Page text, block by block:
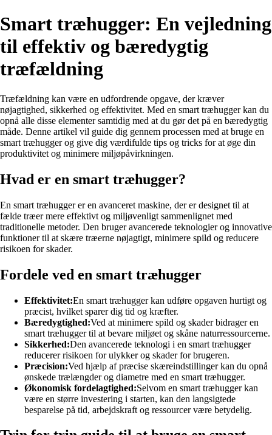
Smart træhugger: En vejledning
til effektiv og bæredygtig
træfældning
Træfældning kan være en udfordrende opgave, der kræver
nøjagtighed, sikkerhed og effektivitet. Med en smart træhugger kan du
opnå alle disse elementer samtidig med at du gør det på en bæredygtig
måde. Denne artikel vil guide dig gennem processen med at bruge en
smart træhugger og give dig værdifulde tips og tricks for at øge din
produktivitet og minimere miljøpåvirkningen.
Hvad er en smart træhugger?
En smart træhugger er en avanceret maskine, der er designet til at
fælde træer mere effektivt og miljøvenligt sammenlignet med
traditionelle metoder. Den bruger avancerede teknologier og innovative
funktioner til at skære træerne nøjagtigt, minimere spild og reducere
risikoen for skader.
Fordele ved en smart træhugger
Effektivitet:En smart træhugger kan udføre opgaven hurtigt og
præcist, hvilket sparer dig tid og kræfter.
Bæredygtighed:Ved at minimere spild og skader bidrager en
smart træhugger til at bevare miljøet og skåne naturressourcerne.
Sikkerhed:Den avancerede teknologi i en smart træhugger
reducerer risikoen for ulykker og skader for brugeren.
Præcision:Ved hjælp af præcise skæreindstillinger kan du opnå
ønskede trælængder og diametre med en smart træhugger.
Økonomisk fordelagtighed:Selvom en smart træhugger kan
være en større investering i starten, kan den langsigtede
besparelse på tid, arbejdskraft og ressourcer være betydelig.